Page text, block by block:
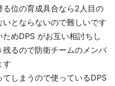
位の育成具合なら2人目の
とならないので難しいです
めDPS がお互い相討ちし
るので防衛チームのメンバ
す
しまうので使っているDPS